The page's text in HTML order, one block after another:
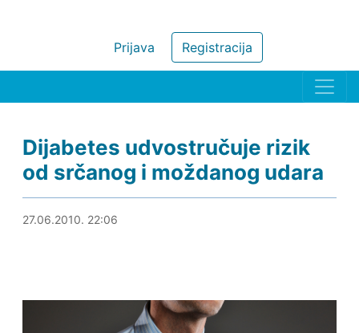
Registracija
Prijava
Dijabetes udvostručuje rizik
od srčanog i moždanog udara
26.06.2011. 14:40
27.06.2010. 22:06